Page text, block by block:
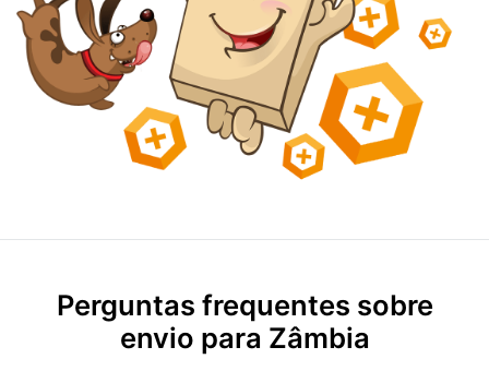
Perguntas frequentes sobre
envio para Zâmbia